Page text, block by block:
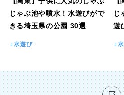
じゃぶ池や噴水！水遊びがで
きる埼玉県の公園 30選
水遊び
じ
遊